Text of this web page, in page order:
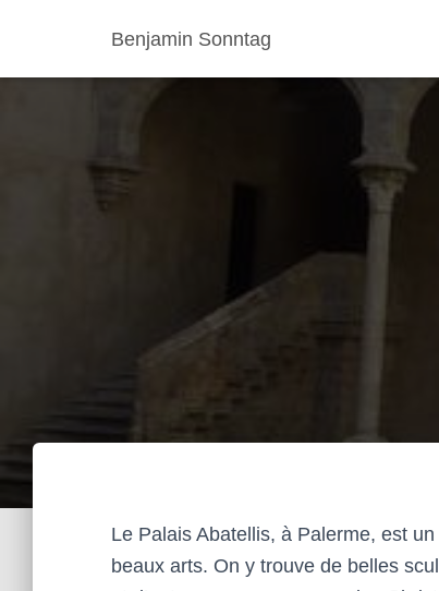
Benjamin Sonntag
Le Palais Abatellis, à Palerme, est
beaux arts. On y trouve de belles